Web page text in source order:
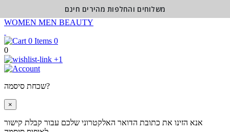
WOMEN MEN BEAUTY
0
0
+1
שכחת סיסמה?
×
אנא הזינו את כתובת הדואר האלקטרוני שלכם עבור קבלת קישור
משלוחים והחלפות מהירים חינם